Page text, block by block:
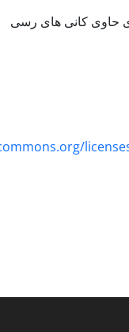
حاوی کانی های رسی